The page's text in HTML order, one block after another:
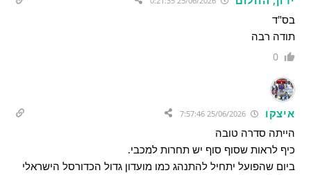
בס"ד
תודה רבה
0
איצקו
הייתה סדרה טובה
כיף לראות שסוף סוף יש תחרות למכבי.
ביום שהפועל יתחיל להתנהג כמו מועדון גדול הכדורסל הישראלי